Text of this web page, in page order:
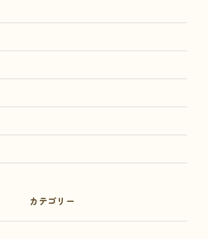
カテゴリー